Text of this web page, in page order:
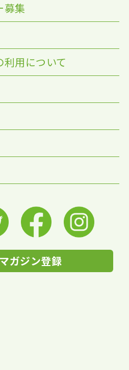
募集
用について
ガジン登録